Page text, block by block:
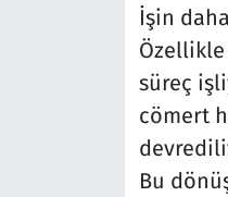
İşin
süreç
cömert
Bu